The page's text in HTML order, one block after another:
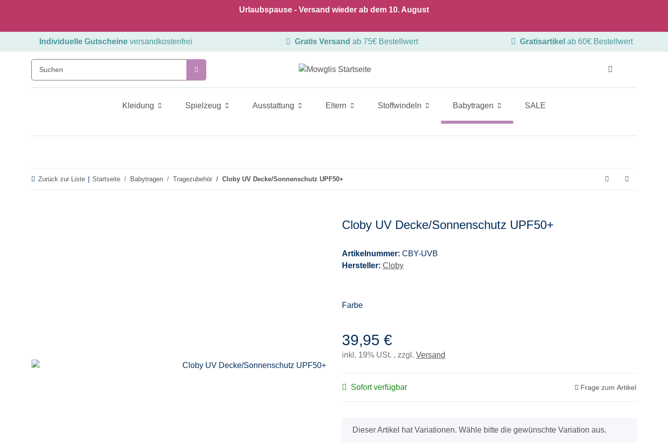
Urlaubspause - Versand wieder ab dem 10. August
Individuelle Gutscheine versandkostenfrei Gratis Versand ab 75€ Bestellwert Gratisartikel ab 60€ Bestellwert
Kleidung Spielzeug Ausstattung Eltern Stoffwindeln Babytragen SALE
Zurück zur Liste Startseite Babytragen Tragezubehör Cloby UV Decke/Sonnenschutz UPF50+
Cloby UV Decke/Sonnenschutz UPF50+
Artikelnummer: CBY-UVB
Hersteller: Cloby
Farbe
39,95 €
inkl. 19% USt. , zzgl. Versand
Sofort verfügbar Frage zum Artikel
xDieser Artikel hat Variationen. Wähle bitte die gewünschte Variation aus.